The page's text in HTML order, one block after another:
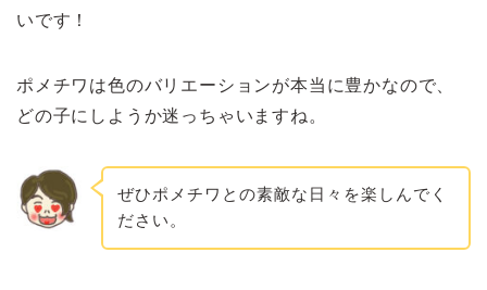
いです！
ポメチワは色のバリエーションが本当に豊かなので、
どの子にしようか迷っちゃいますね。
ぜひポメチワとの素敵な日々を楽しんでく
ださい。